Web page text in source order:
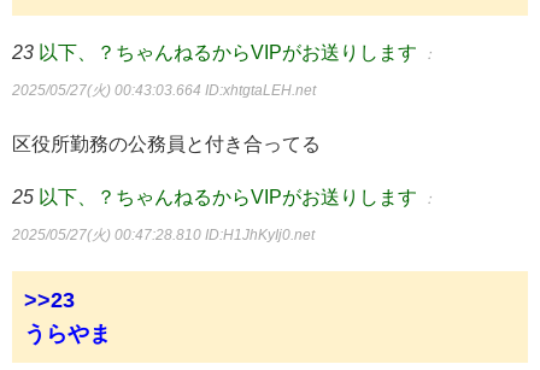
23 以下、？ちゃんねるからVIPがお送りします ：
2025/05/27(火) 00:43:03.664 ID:xhtgtaLEH.net
区役所勤務の公務員と付き合ってる
25 以下、？ちゃんねるからVIPがお送りします ：
2025/05/27(火) 00:47:28.810 ID:H1JhKyIj0.net
>>23
うらやま